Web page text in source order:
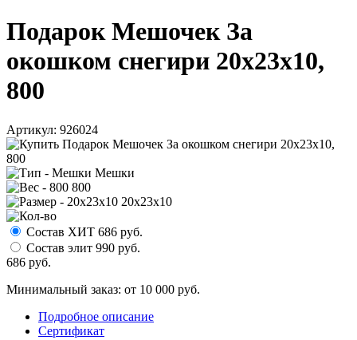
Подарок Мешочек За
окошком снегири 20х23х10,
800
Артикул: 926024
Мешки
800
20х23х10
Состав ХИТ 686 руб.
Состав элит 990 руб.
686 руб.
Минимальный заказ: от 10 000 руб.
Подробное описание
Сертификат